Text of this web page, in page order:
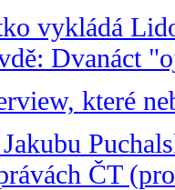
vykládá
Dvanáct
které
ČT